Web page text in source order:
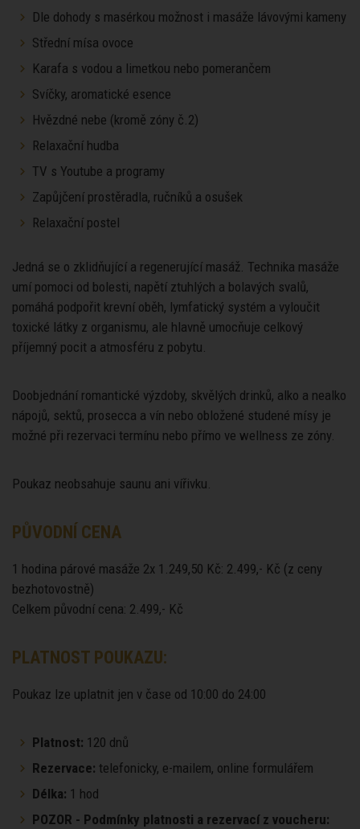
Dle dohody s masérkou možnost i masáže lávovými kameny
Střední mísa ovoce
Karafa s vodou a limetkou nebo pomerančem
Svíčky, aromatické esence
Hvězdné nebe (kromě zóny č.2)
Relaxační hudba
TV s Youtube a programy
Zapůjčení prostěradla, ručníků a osušek
Relaxační postel
Jedná se o zklidňující a regenerující masáž. Technika masáže
umí pomoci od bolesti, napětí ztuhlých a bolavých svalů,
pomáhá podpořit krevní oběh, lymfatický systém a vyloučit
toxické látky z organismu, ale hlavně umocňuje celkový
příjemný pocit a atmosféru z pobytu.
Doobjednání romantické výzdoby, skvělých drinků, alko a nealko
nápojů, sektů, prosecca a vín nebo obložené studené mísy je
možné při rezervaci termínu nebo přímo ve wellness ze zóny.
Poukaz neobsahuje saunu ani vířivku.
PŮVODNÍ CENA
1 hodina párové masáže 2x 1.249,50 Kč: 2.499,- Kč (z ceny
bezhotovostně)
Celkem původní cena: 2.499,- Kč
PLATNOST POUKAZU:
Poukaz lze uplatnit jen v čase od 10:00 do 24:00
Platnost: 120 dnů
Rezervace: telefonicky, e-mailem, online formulářem
Délka: 1 hod
POZOR - Podmínky platnosti a rezervací z voucheru: